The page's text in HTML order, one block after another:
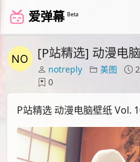
爱弹幕 Beta
[P站精选] 动漫电
notreply 美图
0
P站精选 动漫电脑壁纸 Vol.